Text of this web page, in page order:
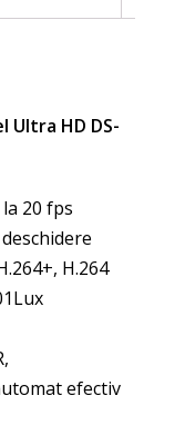
Ultra HD DS-
20 fps
H.264
efectiv